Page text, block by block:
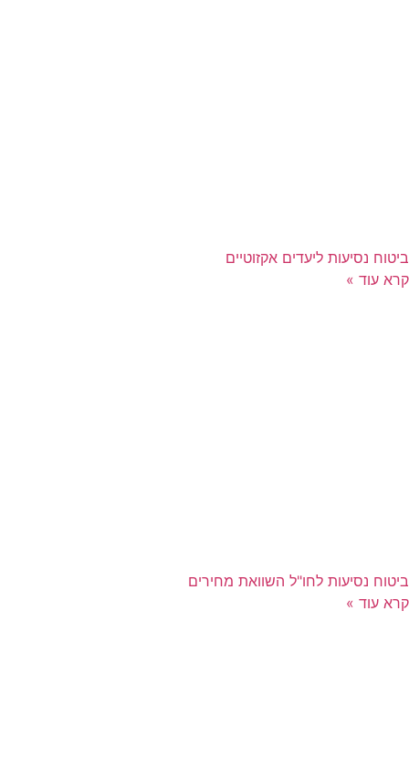
ביטוח נסיעות ליעדים אקזוטיים
קרא עוד »
ביטוח נסיעות לחו"ל השוואת מחירים
קרא עוד »